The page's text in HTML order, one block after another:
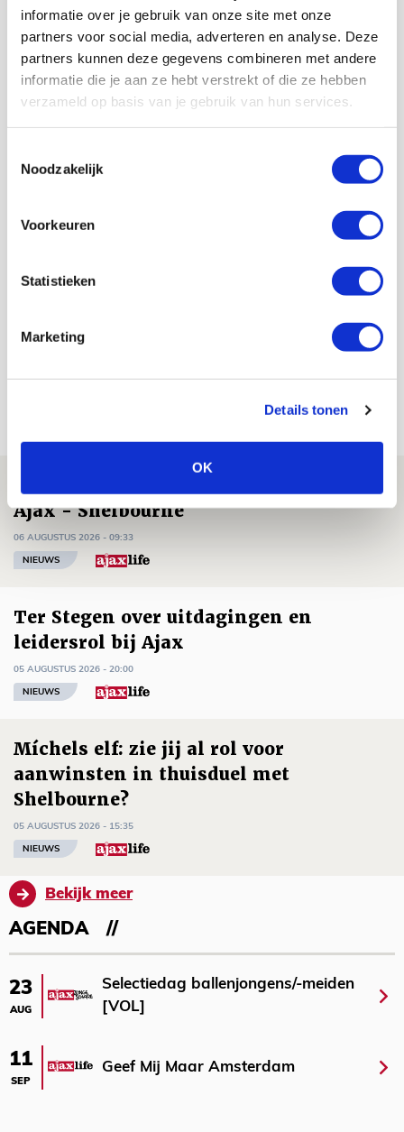
informatie over je gebruik van onze site met onze
partners voor social media, adverteren en analyse. Deze
partners kunnen deze gegevens combineren met andere
informatie die je aan ze hebt verstrekt of die ze hebben
verzameld op basis van je gebruik van hun services.
Noodzakelijk
Voorkeuren
Statistieken
Marketing
Details tonen
OK
Drie dingen die je moet weten over
Ajax - Shelbourne
06 AUGUSTUS 2026 - 09:33
NIEUWS
Ter Stegen over uitdagingen en
leidersrol bij Ajax
05 AUGUSTUS 2026 - 20:00
NIEUWS
Míchels elf: zie jij al rol voor
aanwinsten in thuisduel met
Shelbourne?
05 AUGUSTUS 2026 - 15:35
NIEUWS
Bekijk meer
AGENDA
23
AUG
Selectiedag ballenjongens/-meiden
[VOL]
11
SEP
Geef Mij Maar Amsterdam